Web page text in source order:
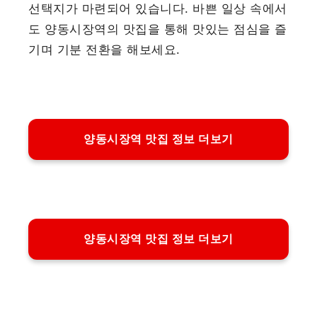
선택지가 마련되어 있습니다. 바쁜 일상 속에서
도 양동시장역의 맛집을 통해 맛있는 점심을 즐
기며 기분 전환을 해보세요.
양동시장역 맛집 정보 더보기
양동시장역 맛집 정보 더보기